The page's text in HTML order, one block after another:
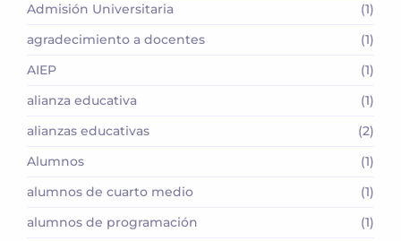
Admisión Universitaria
(1)
agradecimiento a docentes
(1)
AIEP
(1)
alianza educativa
(1)
alianzas educativas
(2)
Alumnos
(1)
alumnos de cuarto medio
(1)
alumnos de programación
(1)